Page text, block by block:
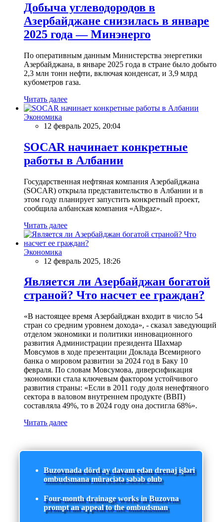
Добыча углеводородов в
Азербайджане снизилась в январе
2025 года — Минэнерго
По оперативным данным Министерства энергетики
Азербайджана, в январе 2025 года в стране было добыто
2,3 млн тонн нефти, включая конденсат, и 3,9 млрд
кубометров газа.
Читать далее
Экономика
12 февраль 2025, 20:04
SOCAR начинает конкретные
работы в Албании
Государственная нефтяная компания Азербайджана
(SOCAR) открыла представительство в Албании и в
этом году планирует запустить конкретный проект,
сообщила албанская компания «Albgaz».
Читать далее
Экономика
12 февраль 2025, 18:26
Является ли Азербайджан богатой
страной? Что насчет ее граждан?
«В настоящее время Азербайджан входит в число 54
стран со средним уровнем дохода», - сказал заведующий
отделом экономики и политики инновационного
развития Администрации президента Шахмар
Мовсумов в ходе презентации Доклада Всемирного
банка о мировом развитии за 2024 год в Баку 10
февраля. По словам Мовсумова, диверсификация
экономики стала ключевым фактором устойчивого
развития страны: «Если в 2011 году доля ненефтяного
сектора в валовом внутреннем продукте (ВВП)
составляла 49%, то в 2024 году она достигла 68%».
Читать далее
Buzovnada dörd ay davam edən drenaj işləri
ombudsmana müraciətə səbəb olub
Four-month drainage works in Buzovna
prompt an appeal to the ombudsman